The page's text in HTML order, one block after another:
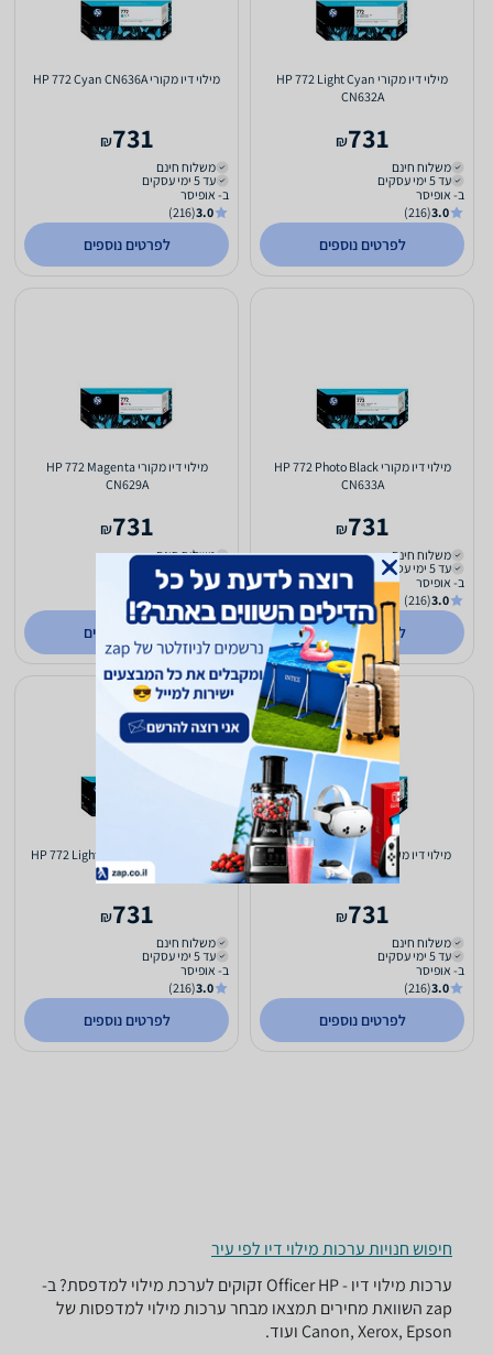
מילוי דיו מקורי HP 772 Light Cyan
CN632A
731
₪
משלוח חינם
עד 5 ימי עסקים
ב- אופיסר
3.0
(216)
לפרטים נוספים
מילוי דיו מקורי HP 772 Cyan CN636A
731
₪
משלוח חינם
עד 5 ימי עסקים
ב- אופיסר
3.0
(216)
לפרטים נוספים
מילוי דיו מקורי HP 772 Photo Black
CN633A
731
₪
משלוח חינם
עד 5 ימי עסקים
ב- אופיסר
3.0
(216)
לפרטים נוספים
מילוי דיו מקורי HP 772 Magenta
CN629A
731
₪
משלוח חינם
ב- אופיסר
לפרטים נוספים
מילוי דיו מקורי HP 772 Matte Black
CN635A
731
₪
משלוח חינם
עד 5 ימי עסקים
ב- אופיסר
3.0
(216)
לפרטים נוספים
מילוי דיו מקורי HP 772 Light Magenta
CN631A
731
₪
משלוח חינם
עד 5 ימי עסקים
ב- אופיסר
3.0
(216)
לפרטים נוספים
חיפוש חנויות ערכות מילוי דיו לפי עיר
ערכות מילוי דיו - ‏HP ‏Officer זקוקים לערכת מילוי למדפסת? ב-
zap השוואת מחירים תמצאו מבחר ערכות מילוי למדפסות של
Canon, Xerox, Epson ועוד.